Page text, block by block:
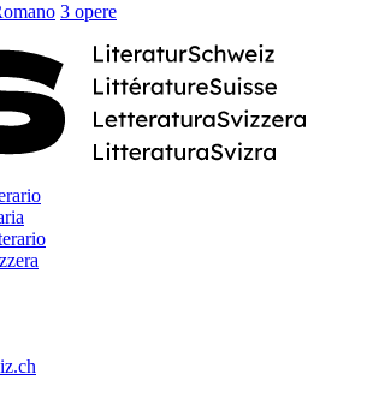
3 opere